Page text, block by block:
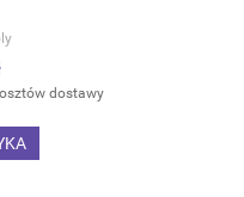
dostawy